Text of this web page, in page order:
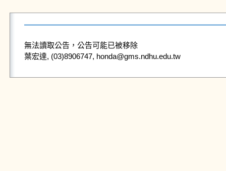
無法讀取公告，公告可能已被移除
葉宏達, (03)8906747, honda@gms.ndhu.edu.tw